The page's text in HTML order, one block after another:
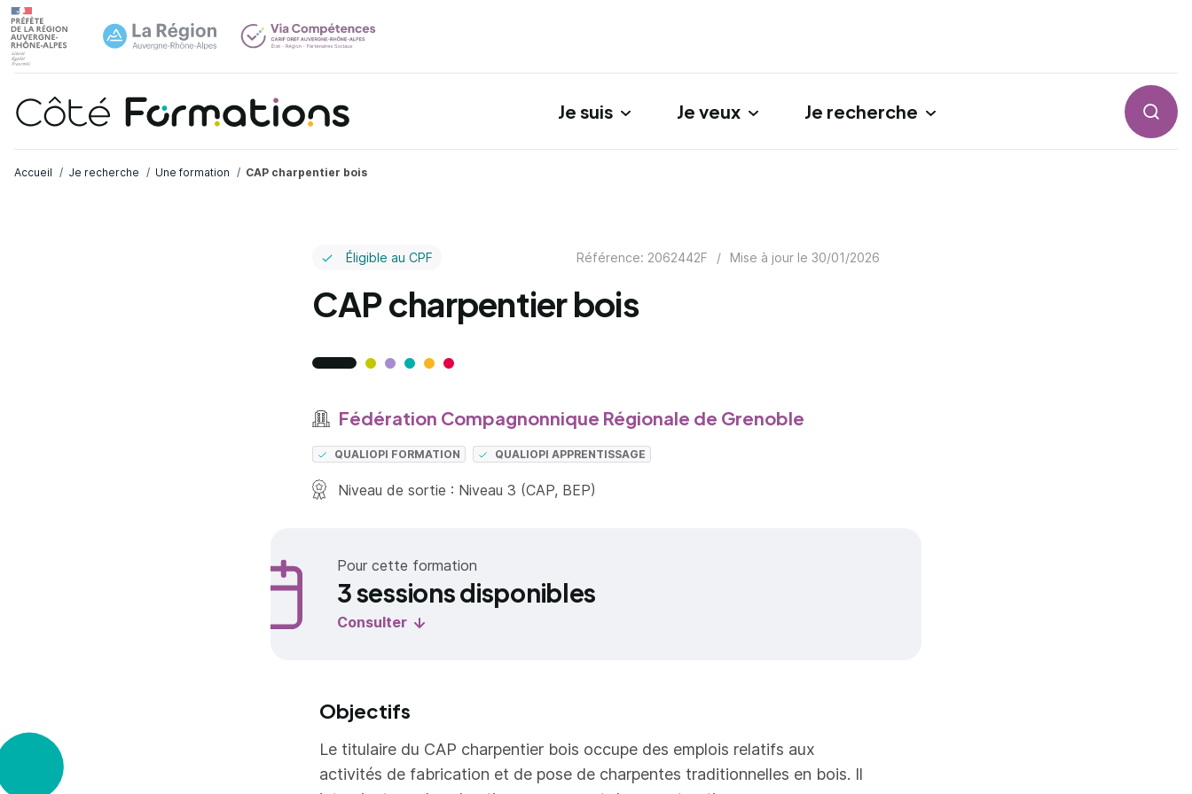
Je suis Je veux Je recherche
Accueil Je recherche Une formation CAP charpentier bois
Éligible au CPF Référence: 2062442F / Mise à jour le 30/01/2026
CAP charpentier bois
Fédération Compagnonnique Régionale de Grenoble
QUALIOPI FORMATION QUALIOPI APPRENTISSAGE
Niveau de sortie : Niveau 3 (CAP, BEP)
Pour cette formation
3 sessions disponibles
Consulter
Objectifs
Le titulaire du CAP charpentier bois occupe des emplois relatifs aux
activités de fabrication et de pose de charpentes traditionnelles en bois. Il